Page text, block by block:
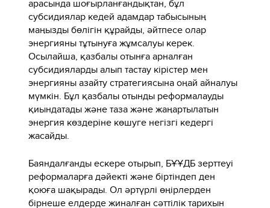
арасында шоғырланғандықтан, бұл
субсидиялар кедей адамдар табысының
маңызды бөлігін құрайды, әйтпесе олар
энергияны тұтынуға жұмсалуы керек.
Осылайша, қазбалы отынға арналған
субсидияларды алып тастау кірістер мен
энергияны азайту стратегиясына оңай айналуы
мүмкін. Бұл қазбалы отынды реформалауды
қиындатады және таза және жаңартылатын
энергия көздеріне көшуге негізгі кедергі
жасайды.
Баяндалғанды ескере отырып, БҰҰДБ зерттеуі
реформаларға дәйекті және біртіндеп ден
қоюға шақырады. Ол әртүрлі өңірлерден
бірнеше елдерде жиналған сәттілік тарихын